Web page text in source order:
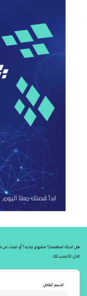
هل لديك استفسار؟ مشروع جديد؟ أو تبحث عن
الحل الأنسب لك.
الاسم الكامل